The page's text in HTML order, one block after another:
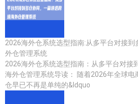
2026海外仓系统选型指南:从多平台对接
外仓管理系统
2026海外仓系统选型指南：从多平台对接
海外仓管理系统导读： 随着2026年全球
仓早已不再是单纯的&ldquo